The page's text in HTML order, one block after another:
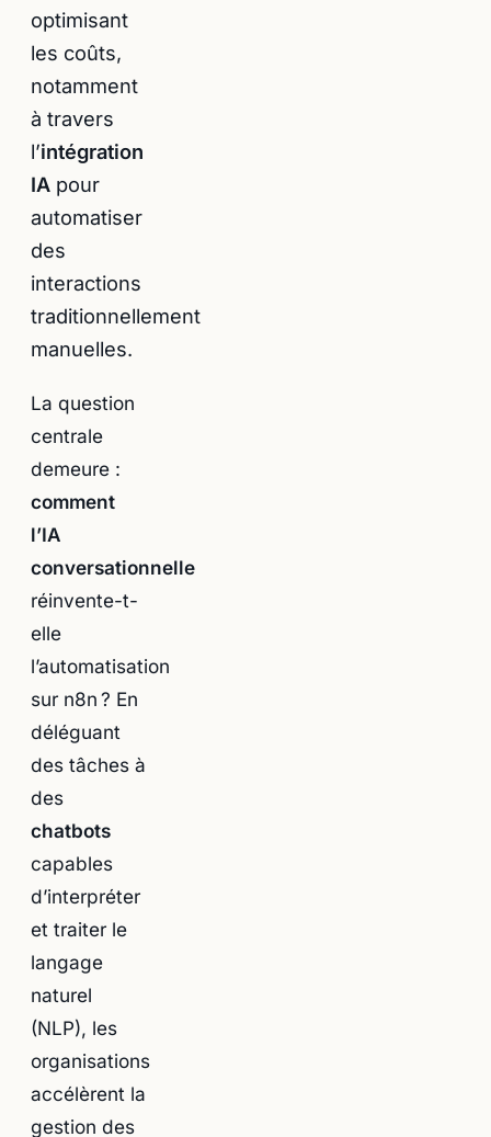
optimisant
les coûts,
notamment
à travers
l’intégration
IA pour
automatiser
des
interactions
traditionnellement
manuelles.
La question
centrale
demeure :
comment
l’IA
conversationnelle
réinvente-t-
elle
l’automatisation
sur n8n ? En
déléguant
des tâches à
des
chatbots
capables
d’interpréter
et traiter le
langage
naturel
(NLP), les
organisations
accélèrent la
gestion des